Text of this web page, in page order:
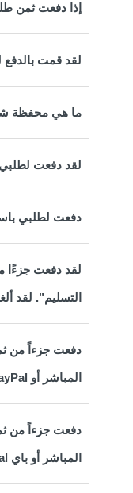
إذا دفعت ثمن
لقد قمت بالدفع
ما هي محفظة
لقد دفعت
دفعت لطلبي
لقد دفعت جزءًا
التسليم". لقد
دفعت جزءاً من
المباشر أو PayPal أو "تابي"، ثم ألغيت الطلب قبل إرساله. كيف ستتم معالجة استرداد الأموال؟
دفعت جزءاً من
المباشر أو باي PayPal أو "تابي". وأريد إرجاع الطلب كله الآن. كيف ستتم معالجة استرداد الأموال؟